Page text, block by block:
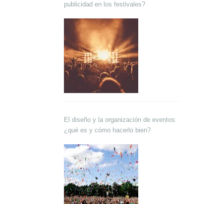
publicidad en los festivales?
El diseño y la organización de eventos:
¿qué es y cómo hacerlo bien?